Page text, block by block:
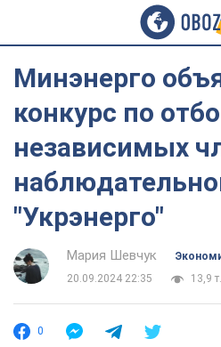
Минэнерго
конкурс по
независимых
"Укрэнерго"
Мария Шевчук
20.09.2024 22:35
13,9 т.
0